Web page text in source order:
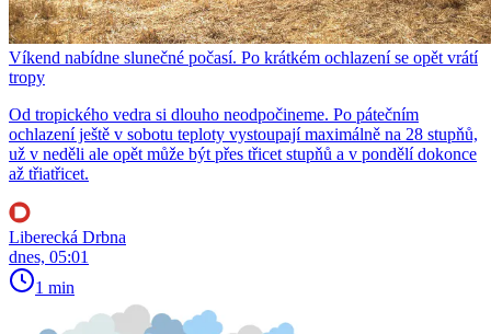
Víkend nabídne slunečné počasí. Po krátkém ochlazení se opět vrátí
tropy
Od tropického vedra si dlouho neodpočineme. Po pátečním
ochlazení ještě v sobotu teploty vystoupají maximálně na 28 stupňů,
už v neděli ale opět může být přes třicet stupňů a v pondělí dokonce
až třiatřicet.
Liberecká Drbna
dnes, 05:01
1 min